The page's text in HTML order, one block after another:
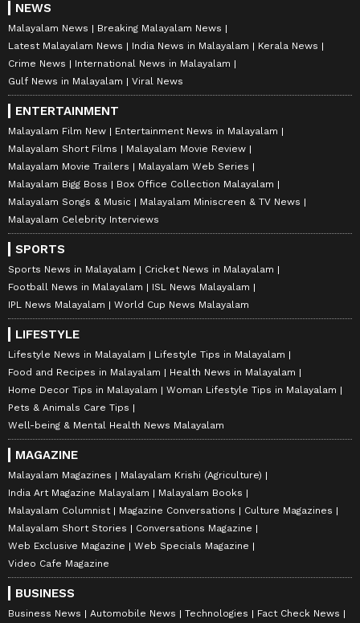
NEWS
Malayalam News
Breaking Malayalam News
Latest Malayalam News
India News in Malayalam
Kerala News
Crime News
International News in Malayalam
Gulf News in Malayalam
Viral News
ENTERTAINMENT
Malayalam Film New
Entertainment News in Malayalam
Malayalam Short Films
Malayalam Movie Review
Malayalam Movie Trailers
Malayalam Web Series
Malayalam Bigg Boss
Box Office Collection Malayalam
Malayalam Songs & Music
Malayalam Miniscreen & TV News
Malayalam Celebrity Interviews
SPORTS
Sports News in Malayalam
Cricket News in Malayalam
Football News in Malayalam
ISL News Malayalam
IPL News Malayalam
World Cup News Malayalam
LIFESTYLE
Lifestyle News in Malayalam
Lifestyle Tips in Malayalam
Food and Recipes in Malayalam
Health News in Malayalam
Home Decor Tips in Malayalam
Woman Lifestyle Tips in Malayalam
Pets & Animals Care Tips
Well-being & Mental Health News Malayalam
MAGAZINE
Malayalam Magazines
Malayalam Krishi (Agriculture)
India Art Magazine Malayalam
Malayalam Books
Malayalam Columnist
Magazine Conversations
Culture Magazines
Malayalam Short Stories
Conversations Magazine
Web Exclusive Magazine
Web Specials Magazine
Video Cafe Magazine
BUSINESS
Business News Automobile News Technologies
Fact Check News